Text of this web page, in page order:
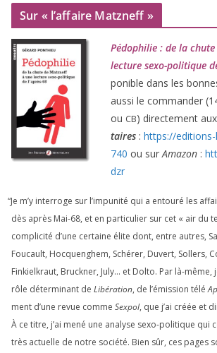
Sur « l’affaire Matzneff »
Pédophilie : de la
lec­ture sexo-poli­tique
po­nible dans les
aus­si le com­man­der (
ou CB) direc­te­ment aux
taires : https://​
740 ou surAmazon :
dzr
“Je m’y inter­roge sur l’impunité qui a entou­ré les
dès après Mai-68, et en par­ti­cu­lier sur cet « air du
com­pli­ci­té d’une cer­taine élite dont, entre autres,
Foucault, Hocquenghem, Schérer, Duvert, Sollers,
Finkielkraut, Bruckner, July… et Dolto. Par là-même,
rôle déter­mi­nant de Libération, de l’émission télé
ment d’une revue comme Sexpol, que j’ai créée et
À ce titre, j’ai mené une ana­lyse sexo-poli­tique qui
très actuelle de notre socié­té. Bien sûr, ces pages